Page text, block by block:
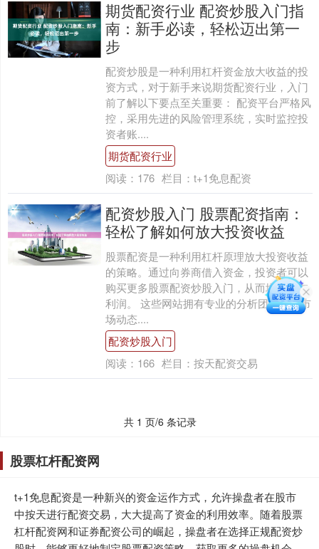
期货配资行业 配资炒股入门指
南：新手必读，轻松迈出第一
步
配资炒股是一种利用杠杆资金放大收益的投
资方式，对于新手来说期货配资行业，入门
前了解以下要点至关重要： 配资平台严格风
控，采用先进的风险管理系统，实时监控投
资者账....
期货配资行业
阅读： 176 栏目： t+1免息配资
配资炒股入门 股票配资指南：
轻松了解如何放大投资收益
股票配资是一种利用杠杆原理放大投资收益
的策略。通过向券商借入资金，投资者可以
购买更多股票配资炒股入门，从而增加潜在
利润。 这些网站拥有专业的分析团队，对市
场动态....
配资炒股入门
阅读： 166 栏目： 按天配资交易
共 1 页/6 条记录
股票杠杆配资网
t+1免息配资是一种新兴的资金运作方式，允许操盘者在股市
中按天进行配资交易，大大提高了资金的利用效率。随着股票
杠杆配资网和证券配资公司的崛起，操盘者在选择正规配资炒